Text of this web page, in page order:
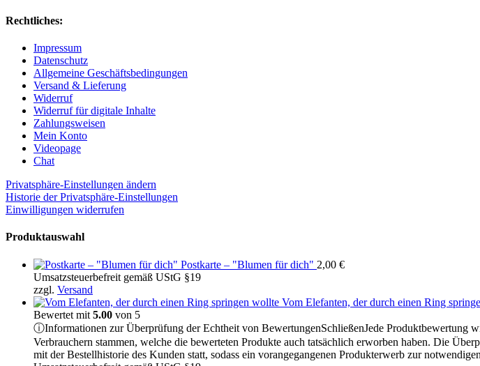
Rechtliches:
Impressum
Datenschutz
Allgemeine Geschäftsbedingungen
Versand & Lieferung
Widerruf
Widerruf für digitale Inhalte
Zahlungsweisen
Mein Konto
Videopage
Chat
Privatsphäre-Einstellungen ändern
Historie der Privatsphäre-Einstellungen
Einwilligungen widerrufen
Produktauswahl
Postkarte – "Blumen für dich" 2,00 €
Umsatzsteuerbefreit gemäß UStG §19
zzgl. Versand
Vom Elefanten, der durch einen Ring
Bewertet mit 5.00 von 5
ⓘInformationen zur Überprüfung der Echtheit von BewertungenSchließenJede Produktbewertung
Verbrauchern stammen, welche die bewerteten Produkte auch tatsächlich erworben haben. Die
mit der Bestellhistorie des Kunden statt, sodass ein vorangegangenen Produkterwerb zur